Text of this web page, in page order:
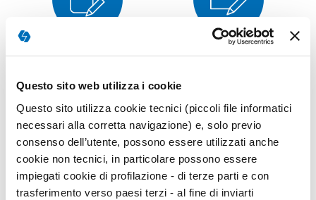
Questo sito web utilizza i cookie
Questo sito utilizza cookie tecnici (piccoli file informatici
necessari alla corretta navigazione) e, solo previo
consenso dell’utente, possono essere utilizzati anche
cookie non tecnici, in particolare possono essere
impiegati cookie di profilazione - di terze parti e con
trasferimento verso paesi terzi - al fine di inviarti
Somministrazione Scoring
Campione